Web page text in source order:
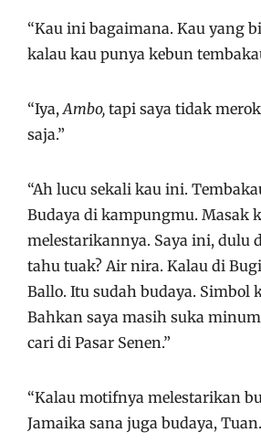
“Kau ini bagaimana. Kau yang
kalau kau punya kebun
“Iya,Ambo, tapi saya tidak
saja.”
“Ah lucu sekali kau ini.
Budaya di kampungmu. Masak
melestarikannya. Saya ini, dulu
tahu tuak? Air nira. Kalau di
Ballo. Itu sudah budaya. Simbol
Bahkan saya masih suka
cari di Pasar Senen.”
“Kalau motifnya melestarikan
Jamaika sana juga budaya,